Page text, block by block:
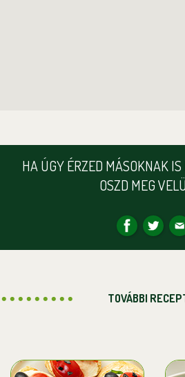
HA ÚGY ÉRZED MÁSOKNAK IS
OSZD MEG
TOVÁBBI